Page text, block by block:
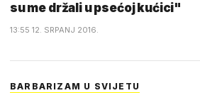
su me držali u psećoj kućici"
13:55 12. SRPANJ 2016.
BARBARIZAM U SVIJETU